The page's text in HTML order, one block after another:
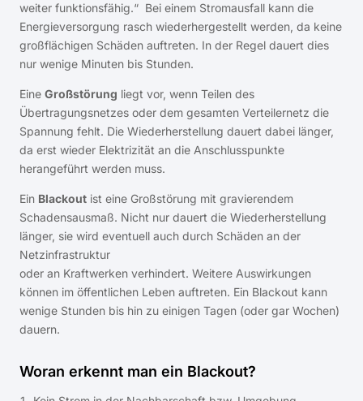
weiter funktionsfähig.“ Bei einem Stromausfall kann die
Energieversorgung rasch wiederhergestellt werden, da keine
großflächigen Schäden auftreten. In der Regel dauert dies
nur wenige Minuten bis Stunden.
Eine Großstörung liegt vor, wenn Teilen des
Übertragungsnetzes oder dem gesamten Verteilernetz die
Spannung fehlt. Die Wiederherstellung dauert dabei länger,
da erst wieder Elektrizität an die Anschlusspunkte
herangeführt werden muss.
Ein Blackout ist eine Großstörung mit gravierendem
Schadensausmaß. Nicht nur dauert die Wiederherstellung
länger, sie wird eventuell auch durch Schäden an der
Netzinfrastruktur
oder an Kraftwerken verhindert. Weitere Auswirkungen
können im öffentlichen Leben auftreten. Ein Blackout kann
wenige Stunden bis hin zu einigen Tagen (oder gar Wochen)
dauern.
Woran erkennt man ein Blackout?